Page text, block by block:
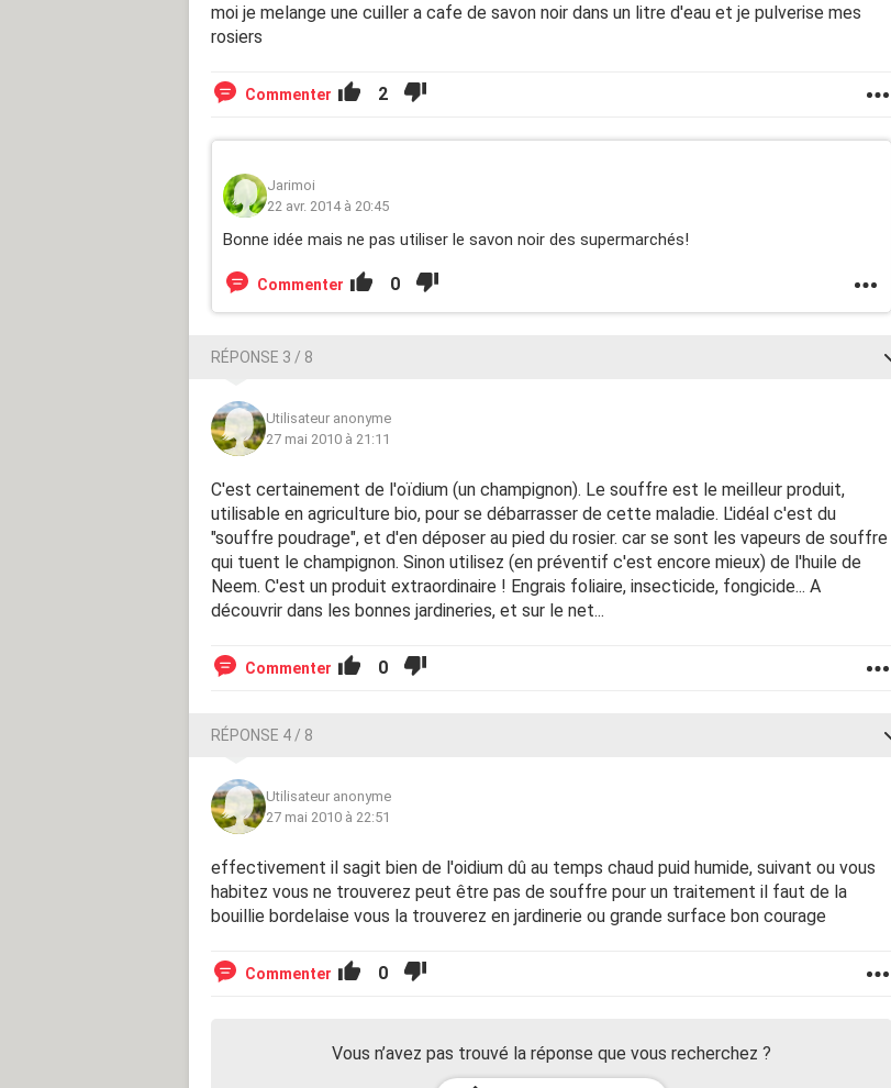
moi je melange une cuiller a cafe de savon noir dans un litre d'eau et je pulverise mes
rosiers
Commenter 2
Jarimoi
22 avr. 2014 à 20:45
Bonne idée mais ne pas utiliser le savon noir des supermarchés!
Commenter 0
RÉPONSE 3 / 8
Utilisateur anonyme
27 mai 2010 à 21:11
C'est certainement de l'oïdium (un champignon). Le souffre est le meilleur produit,
utilisable en agriculture bio, pour se débarrasser de cette maladie. L'idéal c'est du
"souffre poudrage", et d'en déposer au pied du rosier. car se sont les vapeurs de souffre
qui tuent le champignon. Sinon utilisez (en préventif c'est encore mieux) de l'huile de
Neem. C'est un produit extraordinaire ! Engrais foliaire, insecticide, fongicide... A
découvrir dans les bonnes jardineries, et sur le net...
Commenter 0
RÉPONSE 4 / 8
Utilisateur anonyme
27 mai 2010 à 22:51
effectivement il sagit bien de l'oidium dû au temps chaud puid humide, suivant ou vous
habitez vous ne trouverez peut être pas de souffre pour un traitement il faut de la
bouillie bordelaise vous la trouverez en jardinerie ou grande surface bon courage
Commenter 0
Vous n’avez pas trouvé la réponse que vous recherchez ?